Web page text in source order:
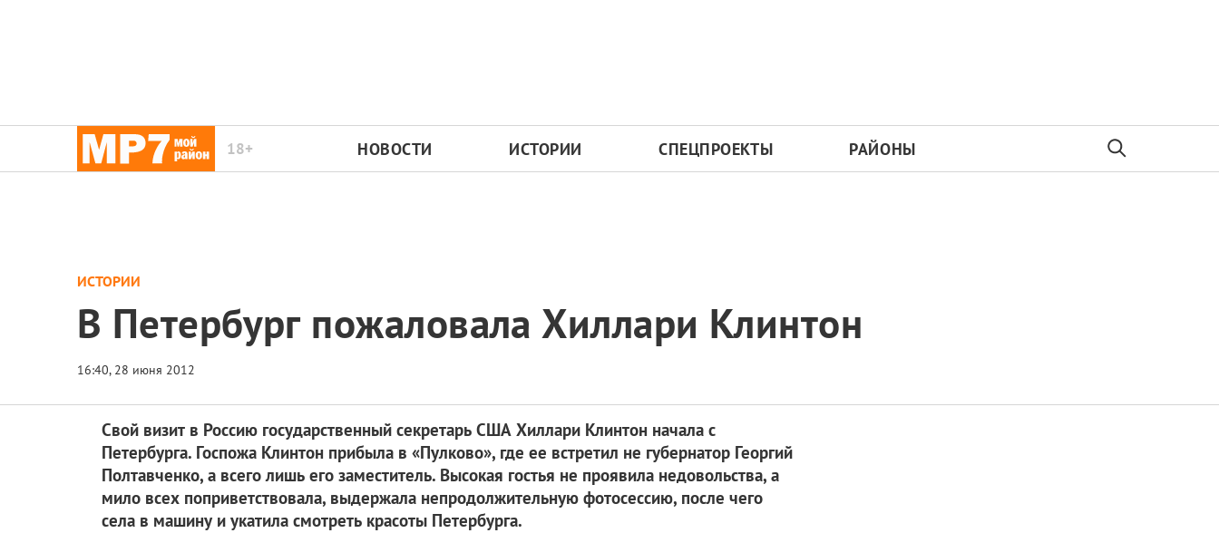
18+ НОВОСТИ ИСТОРИИ СПЕЦПРОЕКТЫ РАЙОНЫ
ИСТОРИИ
В Петербург пожаловала Хиллари Клинтон
Свой визит в Россию государственный секретарь США Хиллари Клинтон начала с
Петербурга. Госпожа Клинтон прибыла в «Пулково», где ее встретил не губернатор Георгий
Полтавченко, а всего лишь его заместитель. Высокая гостья не проявила недовольства, а
мило всех поприветствовала, выдержала непродолжительную фотосессию, после чего
села в машину и укатила смотреть красоты Петербурга.